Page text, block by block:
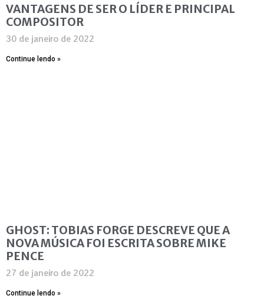
VANTAGENS DE SER O LÍDER E PRINCIPAL
COMPOSITOR
30 de janeiro de 2022
Continue lendo »
GHOST: TOBIAS FORGE DESCREVE QUE A
NOVA MÚSICA FOI ESCRITA SOBRE MIKE
PENCE
27 de janeiro de 2022
Continue lendo »